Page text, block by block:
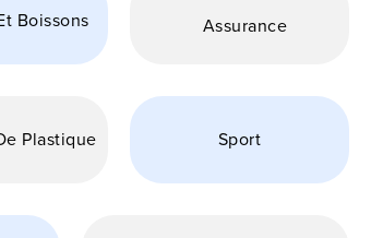
Boissons Assurance
Plastique Sport